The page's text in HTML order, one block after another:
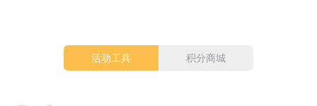
活动工具 积分商城